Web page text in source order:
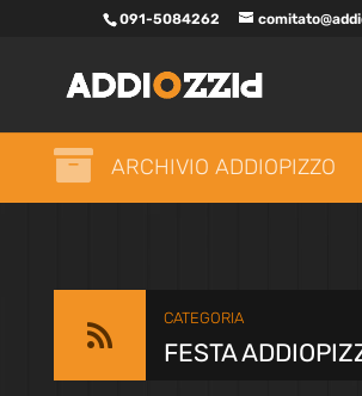
091-5084262
 ARCHIVIO ADDIOPIZZO

CATEGORIA
FESTA